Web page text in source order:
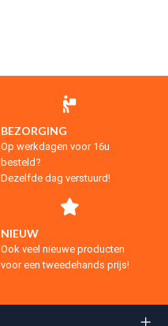
BEZORGING
Op werkdagen voor 16u
besteld?
Dezelfde dag verstuurd!
NIEUW
Ook veel nieuwe producten
voor een tweedehands prijs!